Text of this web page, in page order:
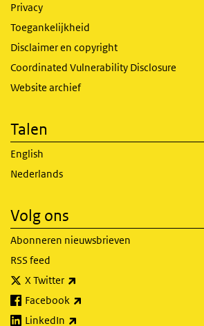
Privacy
Toegankelijkheid
Disclaimer en copyright
Coordinated Vulnerability Disclosure
Website archief
Talen
English
Nederlands
Volg ons
Abonneren nieuwsbrieven
RSS feed
X Twitter
Facebook
LinkedIn